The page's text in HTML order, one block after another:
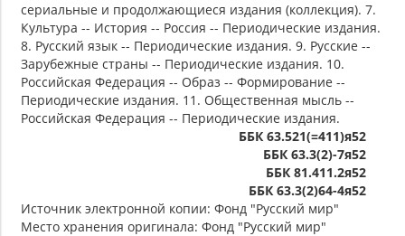
сериальные и продолжающиеся издания (коллекция). 7.
Культура -- История -- Россия -- Периодические издания.
8. Русский язык -- Периодические издания. 9. Русские --
Зарубежные страны -- Периодические издания. 10.
Российская Федерация -- Образ -- Формирование --
Периодические издания. 11. Общественная мысль --
Российская Федерация -- Периодические издания.
ББК 63.521(=411)я52
ББК 63.3(2)-7я52
ББК 81.411.2я52
ББК 63.3(2)64-4я52
Источник электронной копии: Фонд "Русский мир"
Место хранения оригинала: Фонд "Русский мир"